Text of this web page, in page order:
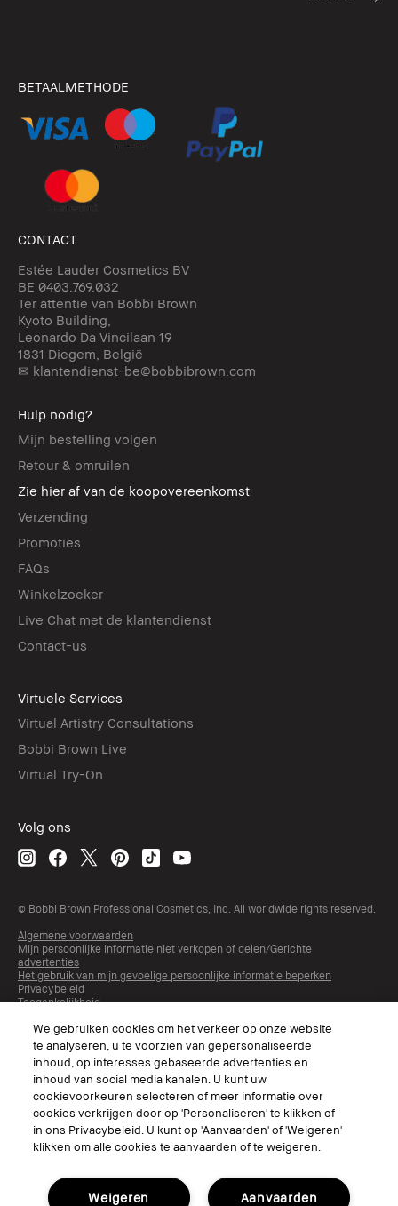
BETAALMETHODE
CONTACT
Estée Lauder Cosmetics BV
BE 0403.769.032
Ter attentie van Bobbi Brown
Kyoto Building,
Leonardo Da Vincilaan 19
1831 Diegem, België
✉ klantendienst-be@bobbibrown.com
Hulp nodig?
Mijn bestelling volgen
Retour & omruilen
Zie hier af van de koopovereenkomst
Verzending
Promoties
FAQs
Winkelzoeker
Live Chat met de klantendienst
Contact-us
Virtuele Services
Virtual Artistry Consultations
Bobbi Brown Live
Virtual Try-On
Volg ons
© Bobbi Brown Professional Cosmetics, Inc. All worldwide rights reserved.
Algemene voorwaarden
Mijn persoonlijke informatie niet verkopen of delen/Gerichte
advertenties
Het gebruik van mijn gevoelige persoonlijke informatie beperken
Privacybeleid
Toegankelijkheid
We gebruiken cookies om het verkeer op onze website
te analyseren, u te voorzien van gepersonaliseerde
inhoud, op interesses gebaseerde advertenties en
inhoud van social media kanalen. U kunt uw
cookievoorkeuren selecteren of meer informatie over
cookies verkrijgen door op 'Personaliseren' te klikken of
in ons Privacybeleid. U kunt op 'Aanvaarden' of 'Weigeren'
klikken om alle cookies te aanvaarden of te weigeren.
Aanvaarden
Weigeren